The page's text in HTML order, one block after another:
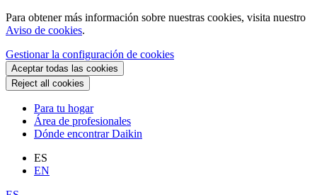
Para obtener más información sobre nuestras cookies, visita nuestro
Aviso de cookies.
Gestionar la configuración de cookies
Aceptar todas las cookies
Reject all cookies
Para tu hogar
Área de profesionales
Dónde encontrar Daikin
ES
EN